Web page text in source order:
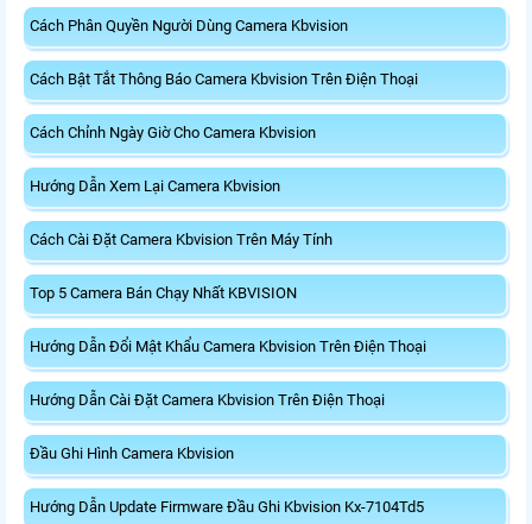
Cách Phân Quyền Người Dùng Camera Kbvision
Cách Bật Tắt Thông Báo Camera Kbvision Trên Điện Thoại
Cách Chỉnh Ngày Giờ Cho Camera Kbvision
Hướng Dẫn Xem Lại Camera Kbvision
Cách Cài Đặt Camera Kbvision Trên Máy Tính
Top 5 Camera Bán Chạy Nhất KBVISION
Hướng Dẫn Đổi Mật Khẩu Camera Kbvision Trên Điện Thoại
Hướng Dẫn Cài Đặt Camera Kbvision Trên Điện Thoại
Đầu Ghi Hình Camera Kbvision
Hướng Dẫn Update Firmware Đầu Ghi Kbvision Kx-7104Td5